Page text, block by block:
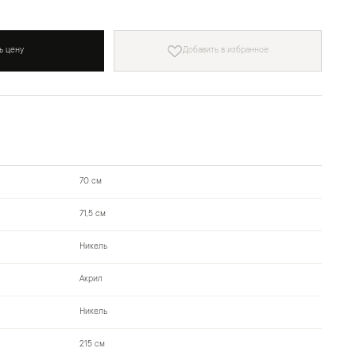
цену Добавить в избранное
70 см
71,5 см
Никель
Акрил
Никель
215 см